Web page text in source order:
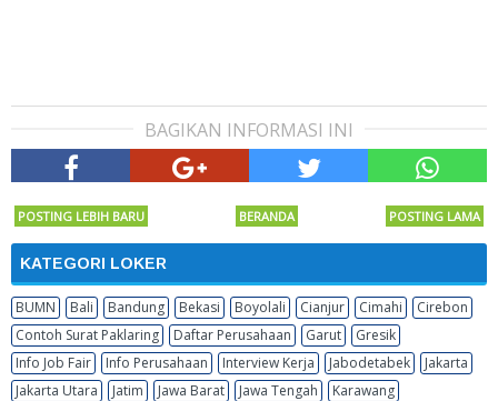
BAGIKAN INFORMASI INI
POSTING LEBIH BARU POSTING LAMA
BERANDA
KATEGORI LOKER
BUMN Bali Bandung Bekasi Boyolali Cianjur Cimahi
Cirebon
Contoh Surat Paklaring
Daftar Perusahaan Garut
Gresik
Info Job Fair
Info Perusahaan Interview Kerja Jabodetabek
Jakarta
Jakarta Utara
Jatim Jawa Barat Jawa Tengah
Karawang